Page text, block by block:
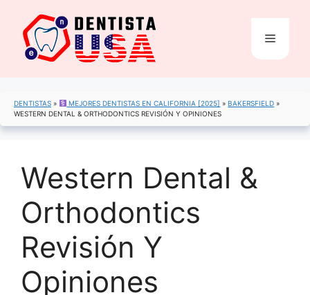
contenido
Menú
DENTISTAS » MEJORES DENTISTAS EN CALIFORNIA [2025] »BAKERSFIELD »
WESTERN DENTAL & ORTHODONTICS REVISIÓN Y OPINIONES
Western Dental &
Orthodontics
Revisión Y
Opiniones